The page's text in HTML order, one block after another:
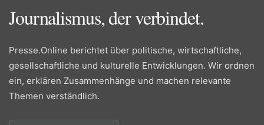
Journalismus, der verbindet.
Presse.Online berichtet über politische, wirtschaftliche,
gesellschaftliche und kulturelle Entwicklungen. Wir ordnen
ein, erklären Zusammenhänge und machen relevante
Themen verständlich.